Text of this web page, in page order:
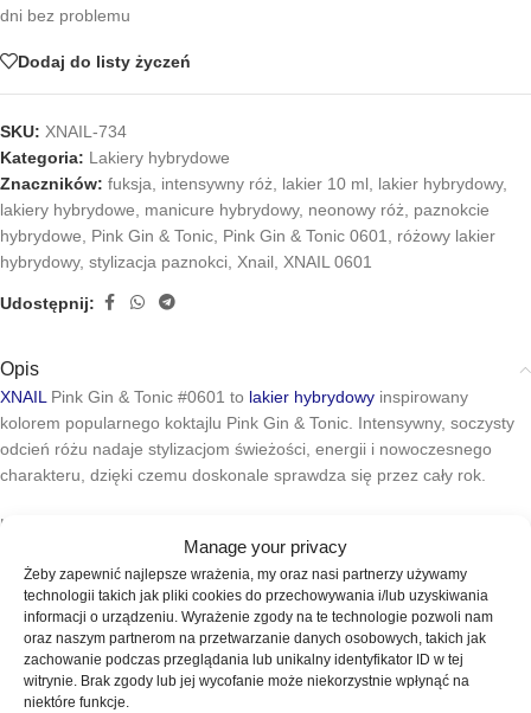
Manage your privacy
Żeby zapewnić najlepsze wrażenia, my oraz nasi partnerzy używamy
technologii takich jak pliki cookies do przechowywania i/lub uzyskiwania
informacji o urządzeniu. Wyrażenie zgody na te technologie pozwoli nam
oraz naszym partnerom na przetwarzanie danych osobowych, takich jak
zachowanie podczas przeglądania lub unikalny identyfikator ID w tej
witrynie. Brak zgody lub jej wycofanie może niekorzystnie wpłynąć na
niektóre funkcje.
dni bez problemu
Dodaj do listy życzeń
SKU: XNAIL-734
Kategoria: Lakiery hybrydowe
Znaczników: fuksja intensywny róż lakier 10 ml lakier hybrydowy,
lakiery hybrydowe
manicure hybrydowy, neonowy róż
paznokcie
hybrydowe
Pink Gin & Tonic Pink Gin & Tonic 0601
różowy lakier
hybrydowy, stylizacja paznokci Xnail XNAIL 0601
Udostępnij:
Opis
XNAIL Pink Gin & Tonic #0601 to lakier hybrydowy inspirowany
kolorem popularnego koktajlu Pink Gin & Tonic. Intensywny, soczysty
odcień różu nadaje stylizacjom świeżości, energii i nowoczesnego
charakteru, dzięki czemu doskonale sprawdza się przez cały rok.
Kolor Pink Gin & Tonic #0601 został stworzony z myślą o osobach,
które lubią wyraziste i modne stylizacje paznokci. Intensywny róż
pięknie prezentuje się zarówno jako samodzielny manicure, jak i w
połączeniu z efektami zdobniczymi, brokatem, pyłkami czy
błyszczącymi topami. To doskonały wybór na wakacje, imprezy,
wyjątkowe okazje oraz codzienny manicure pełen energii.
Lakier przeznaczony jest do utwardzania w lampach LED oraz